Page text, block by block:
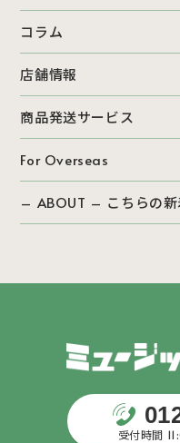
コラム
店舗情報
商品発送サービス
For Overseas
– ABOUT – こちらの新
受付時間